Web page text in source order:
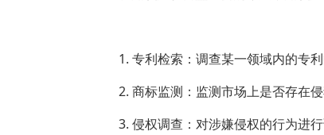
1. 专利检索：调查某一领域内的专
2. 商标监测：监测市场上是否存在
3. 侵权调查：对涉嫌侵权的行为进